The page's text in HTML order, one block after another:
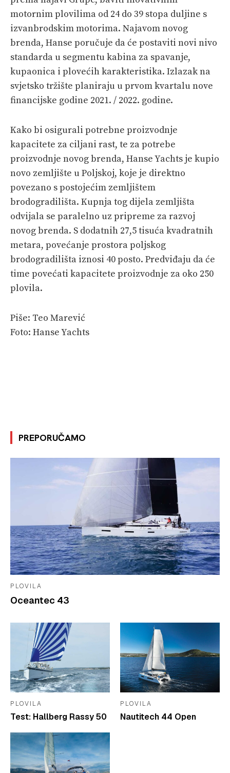
motornim plovilima od 24 do 39 stopa duljine s
izvanbrodskim motorima. Najavom novog
brenda, Hanse poručuje da će postaviti novi nivo
standarda u segmentu kabina za spavanje,
kupaonica i plovećih karakteristika. Izlazak na
svjetsko tržište planiraju u prvom kvartalu nove
financijske godine 2021. / 2022. godine.
Kako bi osigurali potrebne proizvodnje
kapacitete za ciljani rast, te za potrebe
proizvodnje novog brenda, Hanse Yachts je kupio
novo zemljište u Poljskoj, koje je direktno
povezano s postojećim zemljištem
brodogradilišta. Kupnja tog dijela zemljišta
odvijala se paralelno uz pripreme za razvoj
novog brenda. S dodatnih 27,5 tisuća kvadratnih
metara, povećanje prostora poljskog
brodogradilišta iznosi 40 posto. Predviđaju da će
time povećati kapacitete proizvodnje za oko 250
plovila.
Piše: Teo Marević
Foto: Hanse Yachts
PREPORUČAMO
PLOVILA
Oceantec 43
PLOVILA
Test: Hallberg Rassy 50
PLOVILA
Nautitech 44 Open